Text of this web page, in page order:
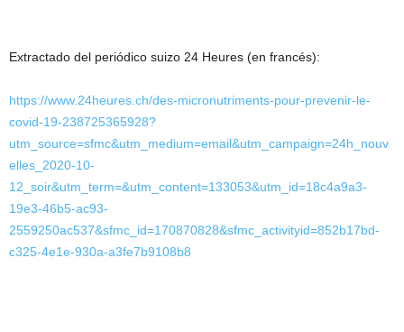
Extractado del periódico suizo 24 Heures (en francés):
https://www.24heures.ch/des-micronutriments-pour-prevenir-le-
covid-19-238725365928?
utm_source=sfmc&utm_medium=email&utm_campaign=24h_nouv
elles_2020-10-
12_soir&utm_term=&utm_content=133053&utm_id=18c4a9a3-
19e3-46b5-ac93-
2559250ac537&sfmc_id=170870828&sfmc_activityid=852b17bd-
c325-4e1e-930a-a3fe7b9108b8